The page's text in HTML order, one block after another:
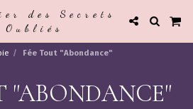
des Secrets
Oubliés
Fée Tout "Abondance"
"ABONDANCE"